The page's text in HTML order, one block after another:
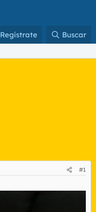
Regístrate Buscar
#1